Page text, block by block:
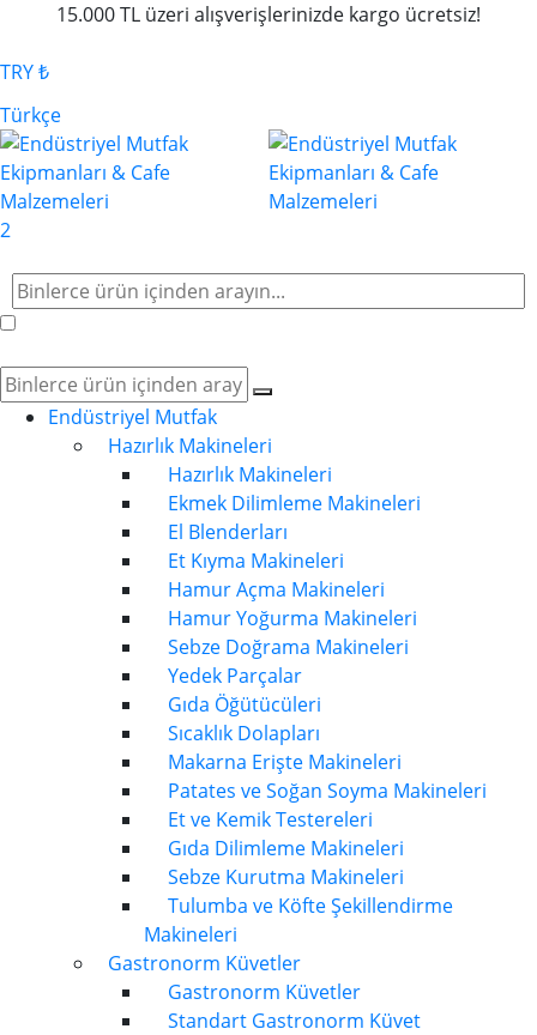
15.000 TL üzeri alışverişlerinizde kargo ücretsiz!
TRY ₺
Türkçe
2
Endüstriyel Mutfak
Hazırlık Makineleri
Hazırlık Makineleri
Ekmek Dilimleme Makineleri
El Blenderları
Et Kıyma Makineleri
Hamur Açma Makineleri
Hamur Yoğurma Makineleri
Sebze Doğrama Makineleri
Yedek Parçalar
Gıda Öğütücüleri
Sıcaklık Dolapları
Makarna Erişte Makineleri
Patates ve Soğan Soyma Makineleri
Et ve Kemik Testereleri
Gıda Dilimleme Makineleri
Sebze Kurutma Makineleri
Tulumba ve Köfte Şekillendirme
Makineleri
Gastronorm Küvetler
Gastronorm Küvetler
Standart Gastronorm Küvet